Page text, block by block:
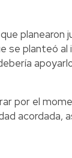
planearon
se planteó
por el
acordada,